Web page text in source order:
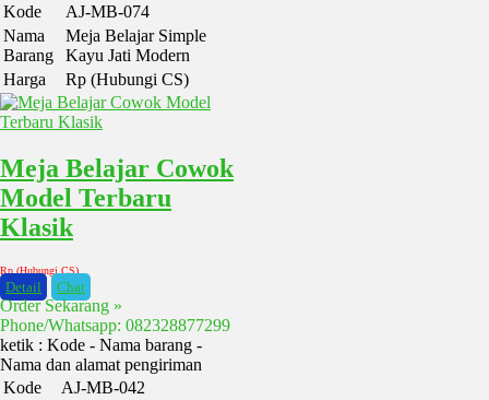
Kode
AJ-MB-074
Nama
Barang
Meja Belajar Simple
Kayu Jati Modern
Harga
Rp (Hubungi CS)
Meja Belajar Cowok
Model Terbaru
Klasik
Rp (Hubungi CS)
Detail Chat
Order Sekarang »
Phone/Whatsapp: 082328877299
ketik : Kode - Nama barang -
Nama dan alamat pengiriman
Kode
AJ-MB-042